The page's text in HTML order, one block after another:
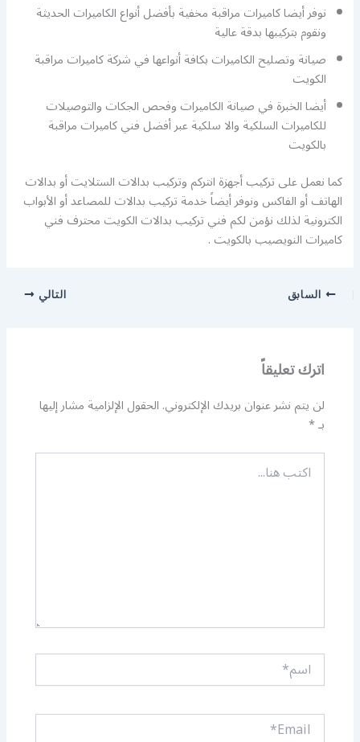
نوفر أيضا كاميرات مراقبة مخفية بأفضل أنواع الكاميرات الحديثة
ونقوم بتركيبها بدقة عالية
صيانة وتصليح الكاميرات بكافة أنواعها في شركة كاميرات مراقبة
الكويت
أيضا الخبرة في صيانة الكاميرات وفحص الجكات والتوصيلات
للكاميرات السلكية والا سلكية عبر أفضل فني كاميرات مراقبة
بالكويت
كما نعمل على تركيب أجهزة انتركم وتركيب بدالات الستلايت أو بدالات
الهاتف أو الفاكس ونوفر أيضاً خدمة تركيب بدالات للمصاعد أو الأبواب
الكترونية لذلك نؤمن لكم فني تركيب بدالات الكويت محترف فني
كاميرات النويصيب بالكويت .
السابق التالي
اترك تعليقاً
لن يتم نشر عنوان بريدك الإلكتروني.الحقول الإلزامية مشار إليها
بـ*
اكتب
هنا...
اسم*
Email*